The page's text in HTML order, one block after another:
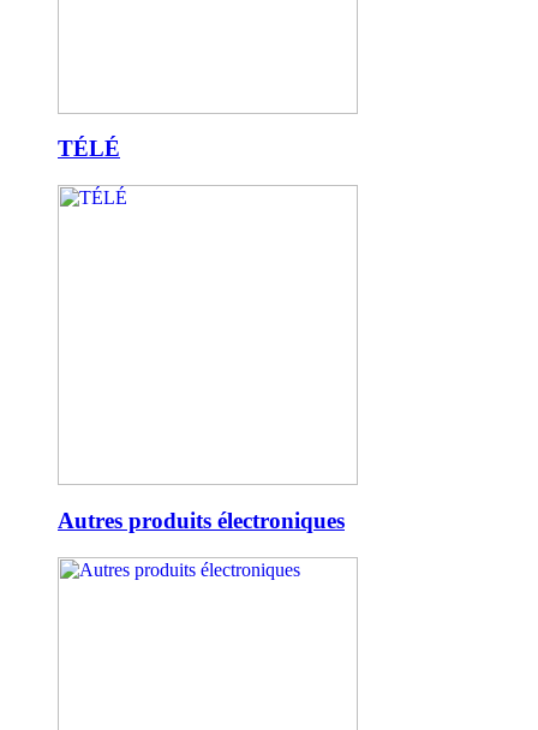
TÉLÉ
Autres produits électroniques